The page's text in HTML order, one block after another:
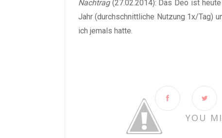
Nachtrag(27.02.2014): Das Deo ist
Jahr (durchschnittliche Nutzung 1x/Tag)
ich jemals hatte.
YOU